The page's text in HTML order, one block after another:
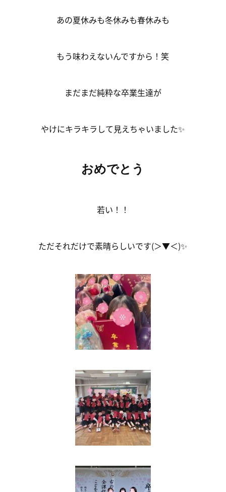
あの夏休みも冬休みも春休みも
もう味わえないんですから！笑
まだまだ純粋な卒業生達が
やけにキラキラして見えちゃいました✨
おめでとう
若い！！
ただそれだけで素晴らしいです(＞▼＜)✨